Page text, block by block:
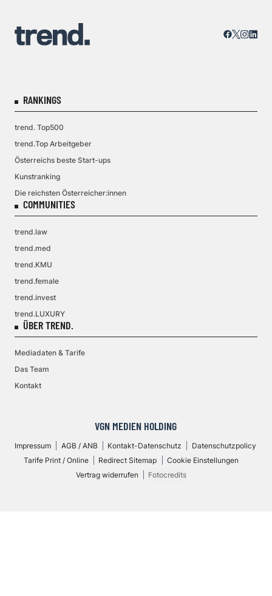
RANKINGS
trend. Top500
trend.Top Arbeitgeber
Österreichs beste Start-ups
Kunstranking
Die reichsten Österreicher:innen
COMMUNITIES
trend.law
trend.med
trend.KMU
trend.female
trend.invest
trend.LUXURY
ÜBER TREND.
Mediadaten & Tarife
Das Team
Kontakt
VGN MEDIEN HOLDING
Impressum AGB / ANB Kontakt-Datenschutz
Datenschutzpolicy
Tarife Print / Online
Redirect Sitemap
Cookie Einstellungen
Vertrag widerrufen
Fotocredits